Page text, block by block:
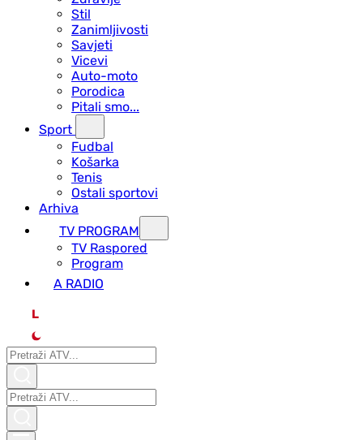
Stil
Zanimljivosti
Savjeti
Vicevi
Auto-moto
Porodica
Pitali smo...
Sport
Fudbal
Košarka
Tenis
Ostali sportovi
Arhiva
TV PROGRAM
ТV Raspored
Program
A RADIO
L